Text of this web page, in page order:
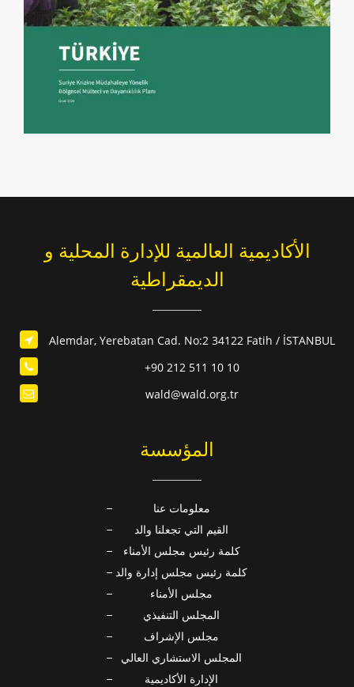
الأكاديمية العالمية للإدارة المحلية و
الديمقراطية
Alemdar, Yerebatan Cad. No:2 34122 Fatih / İSTANBUL
+90 212 511 10 10
wald@wald.org.tr
المؤسسة
معلومات عنا
القيم التي تجعلنا والد
كلمة رئيس مجلس الأمناء
كلمة رئيس مجلس إدارة والد
مجلس الأمناء
المجلس التنفيذي
مجلس الإشراف
المجلس الاستشاري العالي
الإدارة الأكاديمية